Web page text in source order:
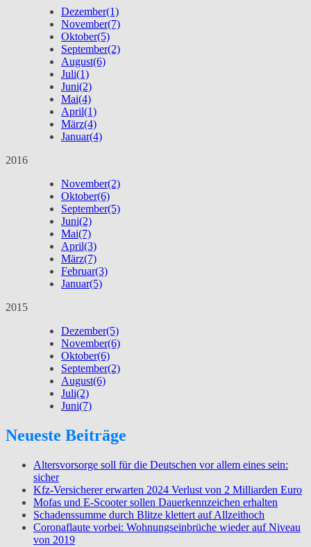
Dezember(1)
November(7)
Oktober(5)
September(2)
August(6)
Juli(1)
Juni(2)
Mai(4)
April(1)
März(4)
Januar(4)
2016
November(2)
Oktober(6)
September(5)
Juni(2)
Mai(7)
April(3)
März(7)
Februar(3)
Januar(5)
2015
Dezember(5)
November(6)
Oktober(6)
September(2)
August(6)
Juli(2)
Juni(7)
Neueste Beiträge
Altersvorsorge soll für die Deutschen vor allem eines sein:
sicher
Kfz-Versicherer erwarten 2024 Verlust von 2 Milliarden Euro
Mofas und E-Scooter sollen Dauerkennzeichen erhalten
Schadenssumme durch Blitze klettert auf Allzeithoch
Coronaflaute vorbei: Wohnungseinbrüche wieder auf Niveau
von 2019